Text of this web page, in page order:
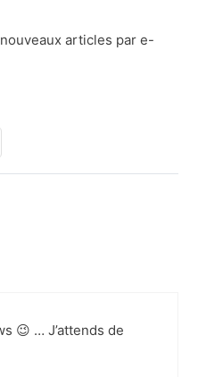
articles par e-
😉 … J’attends de